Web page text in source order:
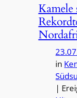
Kamele
in
|